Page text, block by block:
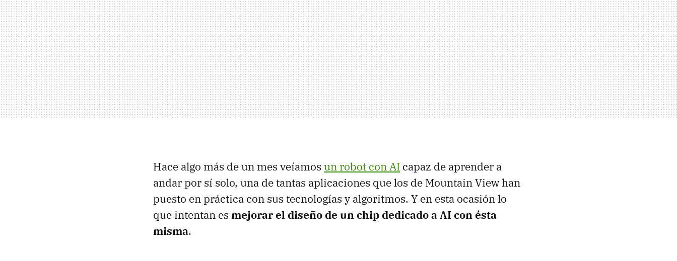
Hace algo más de un mes veíamos un robot con AI capaz de aprender a
andar por sí solo, una de tantas aplicaciones que los de Mountain View han
puesto en práctica con sus tecnologías y algoritmos. Y en esta ocasión lo
que intentan es mejorar el diseño de un chip dedicado a AI con ésta
misma.